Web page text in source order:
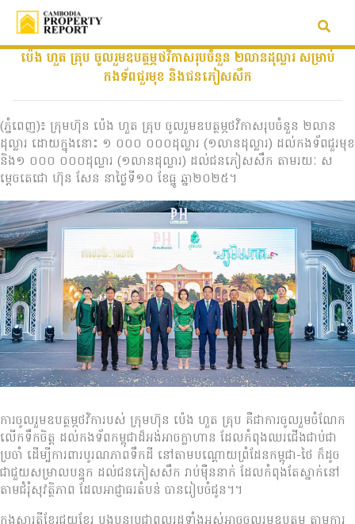
ប៉េង ហួត គ្រុប ចូលរួមឧបត្ថម្ភថវិកាសរុបចំនួន ២លានដុល្លារ សម្រាប់
កងទ័ពជួរមុខ និងជនភៀសសឹក
(ភ្នំពេញ)៖ ក្រុមហ៊ុន ប៉េង ហួត គ្រុប ចូលរួមឧបត្ថម្ភថវិកាសរុបចំនួន ២លាន
ដុល្លារ ដោយក្នុងនោះ ១ ០០០ ០០០ដុល្លារ (១លានដុល្លារ) ដល់កងទ័ពជួរមុខ
និង១ ០០០ ០០០ដុល្លារ (១លានដុល្លារ) ដល់ជនភៀសសឹក តាមរយៈ ស
ម្តេចតេជោ ហ៊ុន សែន នាថ្ងៃទី១០ ខែធ្នូ ឆ្នា២០២៥។
ការចូលរួមឧបត្ថម្ភថវិការបស់ ក្រុមហ៊ុន ប៉េង ហួត គ្រុប គឺជាការចូលរួមចំណែក
លើកទឹកចិត្ត ដល់កងទ័ពកម្ពុជាដ៏អង់អាចក្លាហាន ដែលកំពុងឈរជើងជាប់ជា
ប្រចាំ ដើម្បីការពារបូរណភាពទឹកដី នៅតាមបណ្តោយព្រំដែនកម្ពុជា-ថៃ ក៏ដូច
ជាជួយសម្រាលបន្ទុក ដល់ជនភៀសសឹក រាប់ម៉ឺននាក់ ដែលកំពុងតែស្នាក់នៅ
តាមជំរុំសុវត្ថិភាព ដែលអាជ្ញាធរតំបន់ បានរៀបចំជូន។។